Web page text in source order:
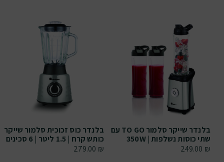
בלנדר שייקר סלמור TO GO עם
שתי כוסות נשלפות | 350W
249.00 ₪
בלנדר כוס זכוכית סלמור שייקר
כותש קרח | 1.5 ליטר | 6 סכינים
279.00 ₪